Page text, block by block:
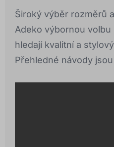
Široký výběr rozměrů
Adeko výbornou
hledají kvalitní a
Přehledné návody